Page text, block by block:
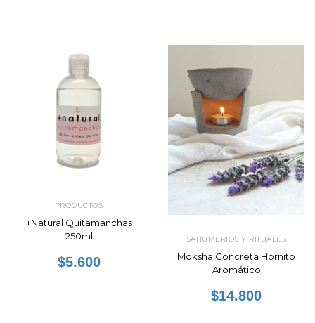
PRODUCTOS
+Natural Quitamanchas
250ml
$5.600
SAHUMERIOS Y RITUALES
Moksha Concreta Hornito
Aromático
$14.800